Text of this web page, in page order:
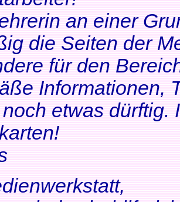
an einer
die Seiten der
für den
Informationen,
etwas dürftig.